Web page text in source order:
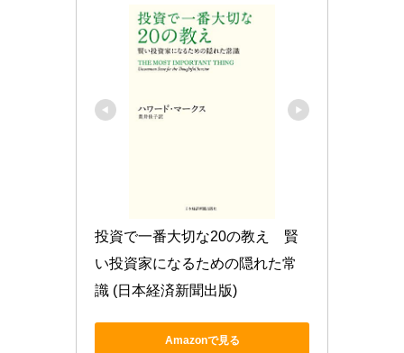
投資で一番大切な20の教え　賢
い投資家になるための隠れた常
識 (日本経済新聞出版)
Amazonで見る